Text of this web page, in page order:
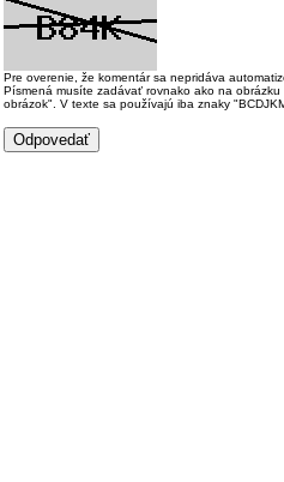
Pre overenie, že komentár sa nepridáva
Písmená musíte zadávať rovnako ako na
obrázok". V texte sa používajú iba znaky